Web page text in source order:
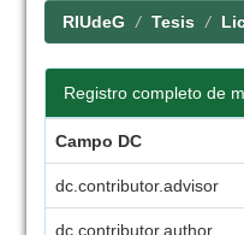
RIUdeG Tesis
Registro completo de
Campo DC
dc.contributor.advisor
dc.contributor.author